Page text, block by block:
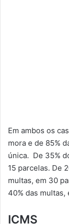
Em ambos os
mora e de 85%
única. De 35%
15 parcelas. De
multas, em 30
40% das multas,
ICMS